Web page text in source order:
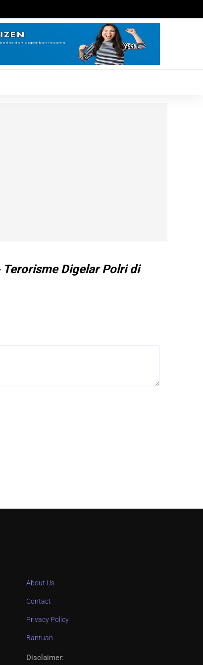
Digelar Polri di
About Us
Contact
Privacy Policy
Bantuan
Disclaimer: